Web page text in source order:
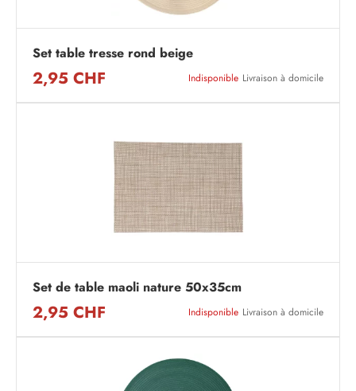
Set table tresse rond beige
2,95 CHF Indisponible Livraison à domicile
Set de table maoli nature 50x35cm
2,95 CHF Indisponible Livraison à domicile